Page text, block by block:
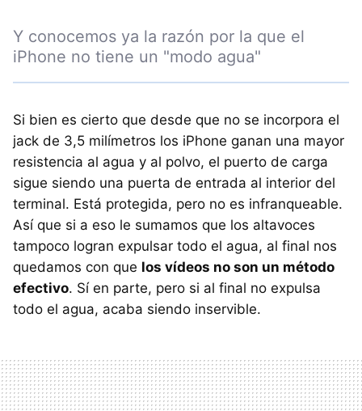
Y conocemos ya la razón por la que el
iPhone no tiene un "modo agua"
Si bien es cierto que desde que no se incorpora el
jack de 3,5 milímetros los iPhone ganan una mayor
resistencia al agua y al polvo, el puerto de carga
sigue siendo una puerta de entrada al interior del
terminal. Está protegida, pero no es infranqueable.
Así que si a eso le sumamos que los altavoces
tampoco logran expulsar todo el agua, al final nos
quedamos con que los vídeos no son un método
efectivo. Sí en parte, pero si al final no expulsa
todo el agua, acaba siendo inservible.